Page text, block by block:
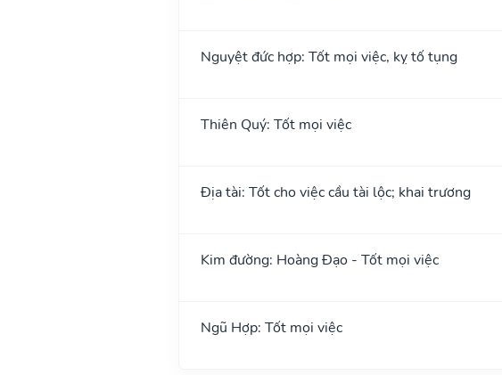
Nguyệt đức hợp: Tốt mọi việc, kỵ tố tụng
Thiên Quý: Tốt mọi việc
Địa tài: Tốt cho việc cầu tài lộc; khai trương
Kim đường: Hoàng Đạo - Tốt mọi việc
Ngũ Hợp: Tốt mọi việc